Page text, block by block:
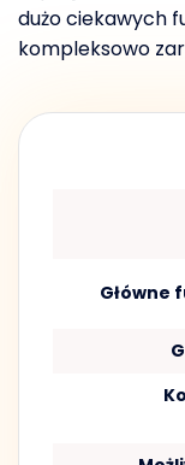
dużo ciekawych
kompleksowo
Główne